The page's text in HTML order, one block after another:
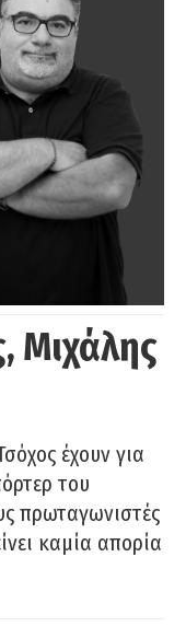
Μιχάλης
έχουν για
του
πρωταγωνιστές
καμία απορία